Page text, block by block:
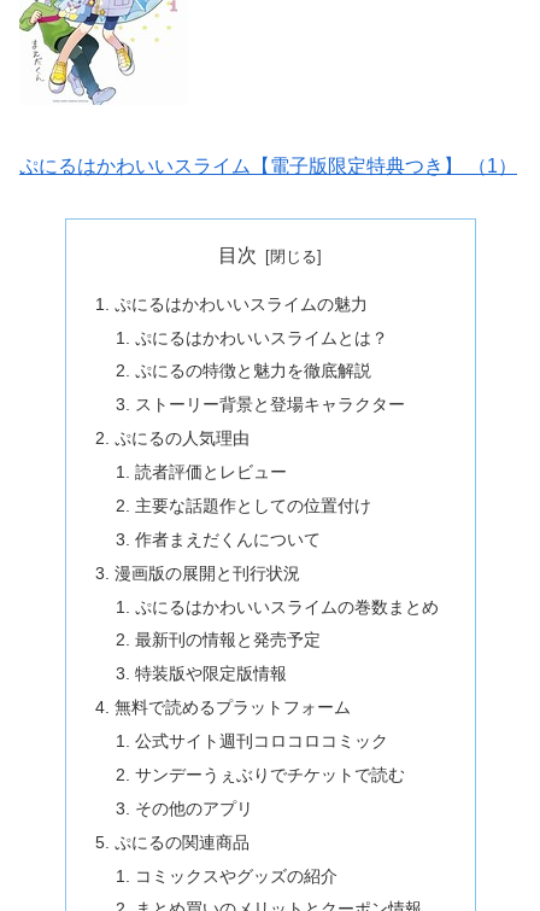
ぷにるはかわいいスライム【電子版限定特典つき】 （1）
目次
ぷにるはかわいいスライムの魅力
ぷにるはかわいいスライムとは？
ぷにるの特徴と魅力を徹底解説
ストーリー背景と登場キャラクター
ぷにるの人気理由
読者評価とレビュー
主要な話題作としての位置付け
作者まえだくんについて
漫画版の展開と刊行状況
ぷにるはかわいいスライムの巻数まとめ
最新刊の情報と発売予定
特装版や限定版情報
無料で読めるプラットフォーム
公式サイト週刊コロコロコミック
サンデーうぇぶりでチケットで読む
その他のアプリ
ぷにるの関連商品
コミックスやグッズの紹介